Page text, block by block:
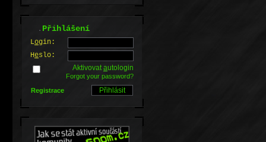
.Přihlášení
Login:
Heslo:
Aktivovatautologin
Forgot your password?
Registrace